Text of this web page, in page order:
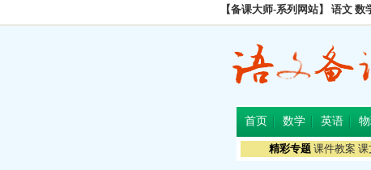
【备课大师-系列网站】 语文 数
首页 数学 英语
精彩专题 课件教案 课